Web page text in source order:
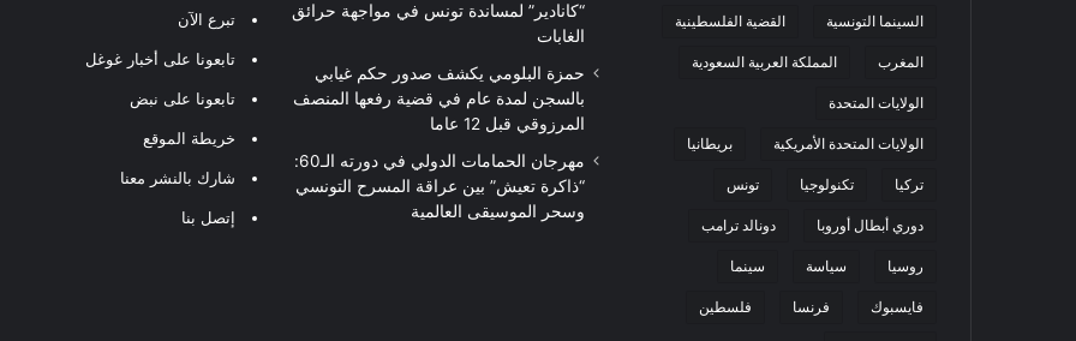
السينما التونسية القضية الفلسطينية
المغرب المملكة العربية السعودية
الولايات المتحدة
الولايات المتحدة الأمريكية بريطانيا
تركيا تكنولوجيا تونس
دوري أبطال أوروبا دونالد ترامب
روسيا سياسة سينما
فايسبوك فرنسا فلسطين
“كانادير” لمساندة تونس في مواجهة حرائق
الغابات
حمزة البلومي يكشف صدور حكم غيابي
بالسجن لمدة عام في قضية رفعها المنصف
المرزوقي قبل 12 عاما
مهرجان الحمامات الدولي في دورته الـ60:
“ذاكرة تعيش” بين عراقة المسرح التونسي
وسحر الموسيقى العالمية
تبرع الآن
تابعونا على أخبار غوغل
تابعونا على نبض
خريطة الموقع
شارك بالنشر معنا
إتصل بنا